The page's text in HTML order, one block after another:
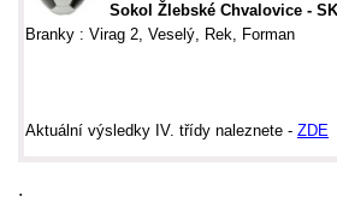
Sokol Žlebské Chvalovice -
Branky : Virag 2, Veselý, Rek, Forman
Aktuální výsledky IV. třídy naleznete - ZDE
.